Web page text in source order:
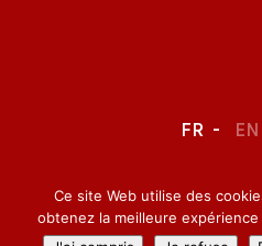
FR EN
LEGAL NOTICE–
Ce site Web utilise des
obtenez la meilleure